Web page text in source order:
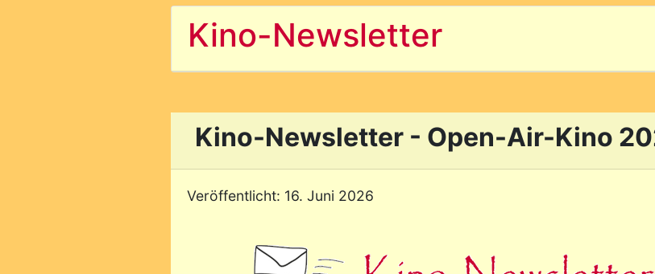
Kino-Newsletter
Kino-Newsletter - Open-Air-Kino
Veröffentlicht: 16. Juni 2026